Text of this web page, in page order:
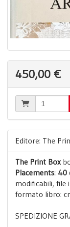
450,00 €
Editore: The
The Print Box
Placements: 40
modificabili, file
formato libro:
SPEDIZIONE